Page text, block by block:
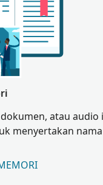
atau
menyertakan